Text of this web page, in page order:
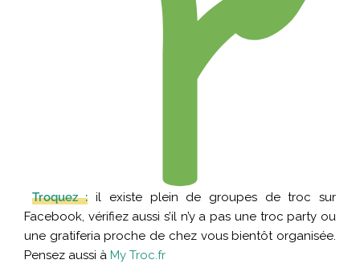
Troquez : il existe plein de groupes de troc sur
Facebook, vérifiez aussi s’il n’y a pas une troc party ou
une gratiferia proche de chez vous bientôt organisée.
Pensez aussi à My Troc.fr